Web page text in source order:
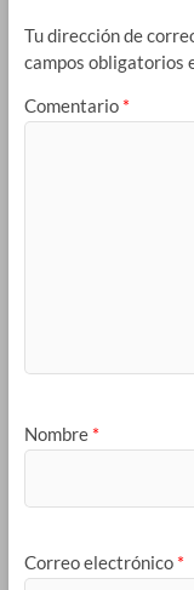
Tu dirección de
campos obligatorios
Comentario *
Nombre *
Correo electrónico *